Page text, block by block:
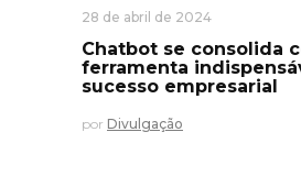
28 de abril de 2024
Chatbot se consolida
ferramenta
sucesso empresarial
por Divulgação